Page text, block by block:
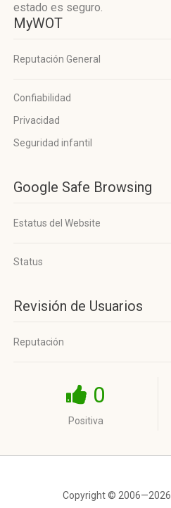
estado es seguro.
MyWOT
Reputación General
Confiabilidad
Privacidad
Seguridad infantil
Google Safe Browsing
Estatus del Website
Status
Revisión de Usuarios
Reputación
0
Positiva
Copyright © 2006—2026